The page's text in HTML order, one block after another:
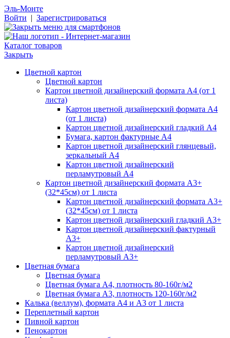
Эль-Монте
Войти | Зарегистрироваться
Каталог товаров
Закрыть
Цветной картон
Цветной картон
Картон цветной дизайнерский формата А4 (от 1
листа)
Картон цветной дизайнерский формата А4
(от 1 листа)
Картон цветной дизайнерский гладкий А4
Бумага, картон фактурные А4
Картон цветной дизайнерский глянцевый,
зеркальный А4
Картон цветной дизайнерский
перламутровый А4
Картон цветной дизайнерский формата А3+
(32*45см) от 1 листа
Картон цветной дизайнерский формата А3+
(32*45см) от 1 листа
Картон цветной дизайнерский гладкий А3+
Картон цветной дизайнерский фактурный
А3+
Картон цветной дизайнерский
перламутровый А3+
Цветная бумага
Цветная бумага
Цветная бумага А4, плотность 80-160г/м2
Цветная бумага А3, плотность 120-160г/м2
Калька (веллум), формата А4 и А3 от 1 листа
Переплетный картон
Пивной картон
Пенокартон